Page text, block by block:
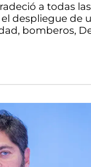
a todas
despliegue
bomberos,